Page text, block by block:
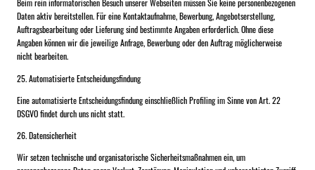
Daten aktiv bereitstellen. Für eine Kontaktaufnahme, Bewerbung, Angebotserstellung,
Auftragsbearbeitung oder Lieferung sind bestimmte Angaben erforderlich. Ohne diese
Angaben können wir die jeweilige Anfrage, Bewerbung oder den Auftrag möglicherweise
nicht bearbeiten.
25. Automatisierte Entscheidungsfindung
Eine automatisierte Entscheidungsfindung einschließlich Profiling im Sinne von Art. 22
DSGVO findet durch uns nicht statt.
26. Datensicherheit
Wir setzen technische und organisatorische Sicherheitsmaßnahmen ein, um